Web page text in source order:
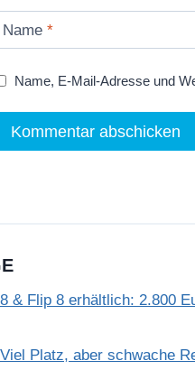
Name *
Name, E-Mail-Adresse und
& Flip 8 erhältlich: 2.800
Platz, aber schwache